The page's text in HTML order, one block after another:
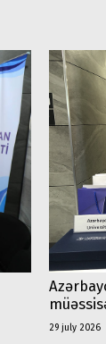
29 july 2026